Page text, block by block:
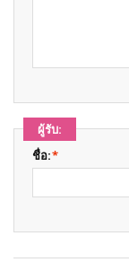
ผู้รับ:
*
ชื่อ: